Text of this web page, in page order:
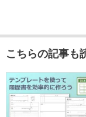
こちらの記事も